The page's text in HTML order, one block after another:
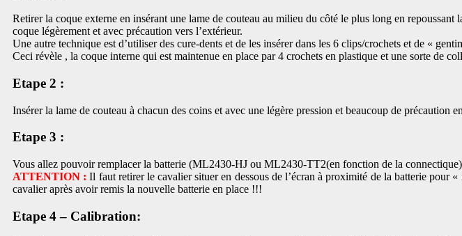
Retirer la coque externe en insérant une lame de couteau au milieu du côté le plus long en repoussant
coque légèrement et avec précaution vers l’extérieur.
Une autre technique est d’utiliser des cure-dents et de les insérer dans les 6 clips/crochets et de «
Ceci révèle , la coque interne qui est maintenue en place par 4 crochets en plastique et une sorte de
Etape 2 :
Insérer la lame de couteau à chacun des coins et avec une légère pression et beaucoup de
Etape 3 :
Vous allez pouvoir remplacer la batterie (ML2430-HJ ou ML2430-TT2(en fonction de la
ATTENTION : Il faut retirer le cavalier situer en dessous de l’écran à proximité de la batterie pour
cavalier après avoir remis la nouvelle batterie en place !!!
Etape 4 – Calibration: